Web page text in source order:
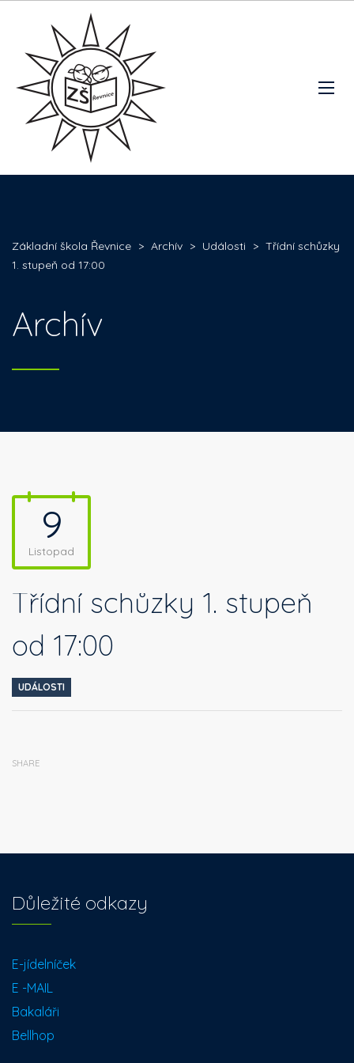
Základní škola Řevnice > Archív > Události > Třídní schůzky
1. stupeň od 17:00
Archív
9
Listopad
Třídní schůzky 1. stupeň
od 17:00
UDÁLOSTI
SHARE
Důležité odkazy
E-jídelníček
E -MAIL
Bakaláři
Bellhop